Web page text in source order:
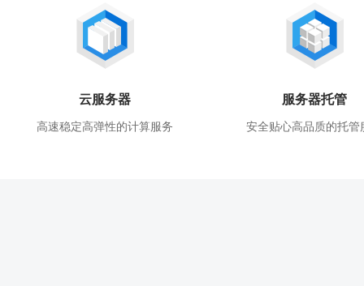
云服务器
高速稳定高弹性的计算服务
服务器托管
安全贴心高品质的托管